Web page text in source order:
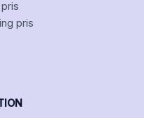
pris